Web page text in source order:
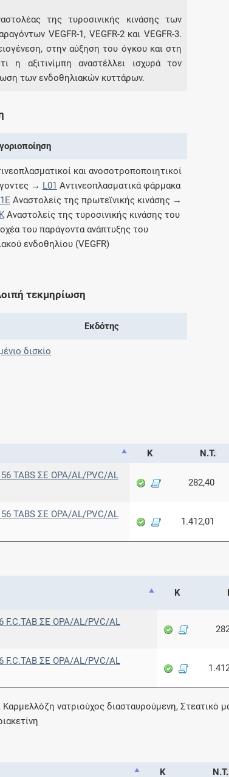
Συνδρομές
για τα οφέλη και τις
παροχές των συνδρομητικών
Ενδείξεις και αγωγές
ενδείξεις και αγωγές για
και ιατρικές πράξεις
Galinos.gr από το 2011 μέχρι
της τυροσινικής κινάσης των
VEGFR-1, VEGFR-2 και VEGFR-3.
στην αύξηση του όγκου και στη
η αξιτινίμπη αναστέλλει ισχυρά τον
των ενδοθηλιακών κυττάρων.
και ανοσοτροποποιητικοί
→ L01 Αντινεοπλασματικά φάρμακα
Αναστολείς της πρωτεϊνικής κινάσης →
Αναστολείς της τυροσινικής κινάσης του
του παράγοντα ανάπτυξης του
ενδοθηλίου (VEGFR)
τεκμηρίωση
Εκδότης
δισκίο
Κ Ν.Τ.
TABS ΣΕ OPA/AL/PVC/AL
282,40
TABS ΣΕ OPA/AL/PVC/AL
1.412,01
Κ
F.C.TAB ΣΕ OPA/AL/PVC/AL
F.C.TAB ΣΕ OPA/AL/PVC/AL
νατριούχος διασταυρούμενη,
Κ Ν.Τ.